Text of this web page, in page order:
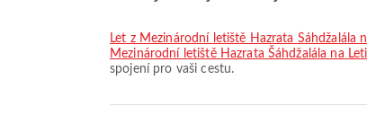
let z Mezinárodní letiště Hazrata Šáhdžalála
Mezinárodní letiště Hazrata Šáhdžalála na
spojení pro vaši cestu.